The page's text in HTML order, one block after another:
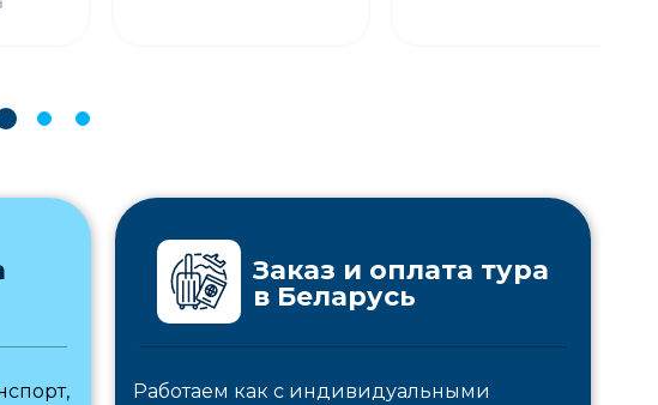
Заказ и оплата тура
в Беларусь
Работаем как с индивидуальными